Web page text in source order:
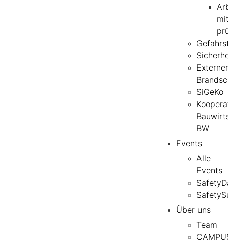
Externer
SiGeKo
BW
Events
Alle
Events
Über uns
Team